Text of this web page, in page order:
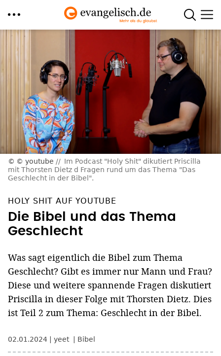
Direkt
zum
Inhalt
© youtube
Im Podcast "Holy Shit" dikutiert Priscilla
mit Thorsten Dietz d Fragen rund um das Thema "Das
Geschlecht in der Bibel".
HOLY SHIT AUF YOUTUBE
Die Bibel und das Thema
Geschlecht
Was sagt eigentlich die Bibel zum Thema
Geschlecht? Gibt es immer nur Mann und Frau?
Diese und weitere spannende Fragen diskutiert
Priscilla in dieser Folge mit Thorsten Dietz. Dies
ist Teil 2 zum Thema: Geschlecht in der Bibel.
02.01.2024 yeet Bibel